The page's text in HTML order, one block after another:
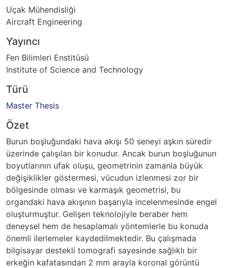
Uçak Mühendisliği
Aircraft Engineering
Yayıncı
Fen Bilimleri Enstitüsü
Institute of Science and Technology
Türü
Master Thesis
Özet
Burun boşluğundaki hava akışı 50 seneyi aşkın süredir
üzerinde çalışılan bir konudur. Ancak burun boşluğunun
boyutlarının ufak oluşu, geometrinin zamanla büyük
değişiklikler göstermesi, vücudun izlenmesi zor bir
bölgesinde olması ve karmaşık geometrisi, bu
organdaki hava akışının başarıyla incelenmesinde engel
oluşturmuştur. Gelişen teknolojiyle beraber hem
deneysel hem de hesaplamalı yöntemlerle bu konuda
önemli ilerlemeler kaydedilmektedir. Bu çalışmada
bilgisayar destekli tomografi sayesinde sağlıklı bir
erkeğin kafatasından 2 mm arayla koronal görüntü